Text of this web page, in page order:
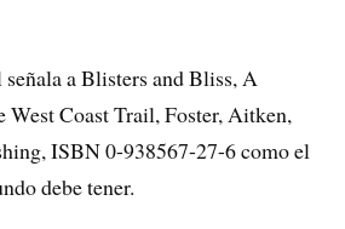
señala a Blisters and Bliss, A
West Coast Trail, Foster, Aitken,
ISBN 0-938567-27-6 como el
debe tener.